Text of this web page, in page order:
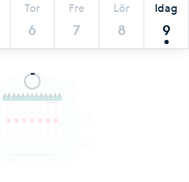
Tor
6
Fre
7
Lör
8
Idag
9